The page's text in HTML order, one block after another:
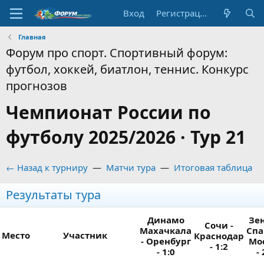
Вход Регистрация
Главная
Форум про спорт. Спортивный форум:
футбол, хоккей, биатлон, теннис. Конкурс
прогнозов
Чемпионат России по
футболу 2025/2026 · Тур 21
← Назад к турниру — Матчи тура — Итоговая таблица
Результаты тура
Место Участник
Динамо
Махачкала
- Оренбург
- 1:0
Сочи -
Краснодар
- 1:2
-